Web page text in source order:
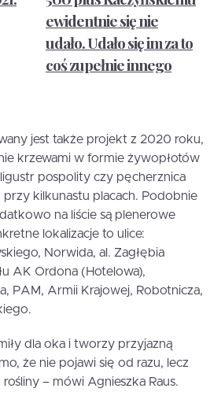
ewidentnie się nie
udało. Udało się im za to
coś zupełnie innego
jest także projekt z 2020 roku,
krzewami w formie żywopłotów
pospolity czy pęcherznica
przy kilkunastu placach. Podobnie
na liście są plenerowe
lokalizacje to ulice:
Norwida, al. Zagłębia
AK Ordona (Hotelowa),
PAM, Armii Krajowej, Robotnicza,
dla oka i tworzy przyjazną
że nie pojawi się od razu, lecz
– mówi Agnieszka Raus.